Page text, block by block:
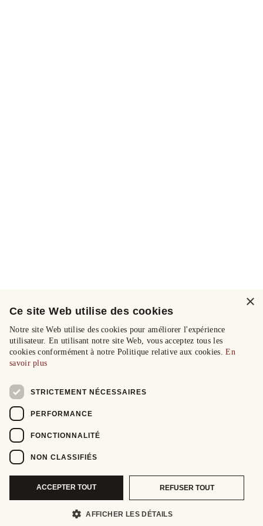
×
Ce site Web utilise des cookies
Notre site Web utilise des cookies pour améliorer l'expérience
utilisateur. En utilisant notre site Web, vous acceptez tous les
cookies conformément à notre Politique relative aux cookies.En
savoir plus
STRICTEMENT NÉCESSAIRES
PERFORMANCE
FONCTIONNALITÉ
NON CLASSIFIÉS
ACCEPTER TOUT REFUSER TOUT
AFFICHER LES DÉTAILS